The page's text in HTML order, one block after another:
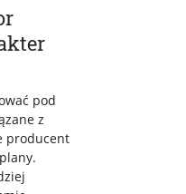
pod
z
producent